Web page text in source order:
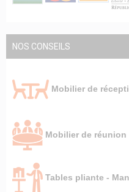
NOS CONSEILS
Mobilier de
Mobilier de réunion
Tables pliante -